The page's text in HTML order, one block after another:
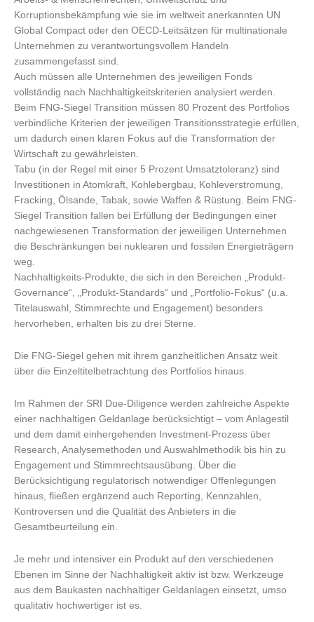
Korruptionsbekämpfung wie sie im weltweit anerkannten UN
Global Compact oder den OECD-Leitsätzen für multinationale
Unternehmen zu verantwortungsvollem Handeln
zusammengefasst sind.
Auch müssen alle Unternehmen des jeweiligen Fonds
vollständig nach Nachhaltigkeitskriterien analysiert werden.
Beim FNG-Siegel Transition müssen 80 Prozent des Portfolios
verbindliche Kriterien der jeweiligen Transitionsstrategie erfüllen,
um dadurch einen klaren Fokus auf die Transformation der
Wirtschaft zu gewährleisten.
Tabu (in der Regel mit einer 5 Prozent Umsatztoleranz) sind
Investitionen in Atomkraft, Kohlebergbau, Kohleverstromung,
Fracking, Ölsande, Tabak, sowie Waffen & Rüstung. Beim FNG-
Siegel Transition fallen bei Erfüllung der Bedingungen einer
nachgewiesenen Transformation der jeweiligen Unternehmen
die Beschränkungen bei nuklearen und fossilen Energieträgern
weg.
Nachhaltigkeits-Produkte, die sich in den Bereichen „Produkt-
Governance“, „Produkt-Standards“ und „Portfolio-Fokus“ (u.a.
Titelauswahl, Stimmrechte und Engagement) besonders
hervorheben, erhalten bis zu drei Sterne.
Die FNG-Siegel gehen mit ihrem ganzheitlichen Ansatz weit
über die Einzeltitelbetrachtung des Portfolios hinaus.
Im Rahmen der SRI Due-Diligence werden zahlreiche Aspekte
einer nachhaltigen Geldanlage berücksichtigt – vom Anlagestil
und dem damit einhergehenden Investment-Prozess über
Research, Analysemethoden und Auswahlmethodik bis hin zu
Engagement und Stimmrechtsausübung. Über die
Berücksichtigung regulatorisch notwendiger Offenlegungen
hinaus, fließen ergänzend auch Reporting, Kennzahlen,
Kontroversen und die Qualität des Anbieters in die
Gesamtbeurteilung ein.
Je mehr und intensiver ein Produkt auf den verschiedenen
Ebenen im Sinne der Nachhaltigkeit aktiv ist bzw. Werkzeuge
aus dem Baukasten nachhaltiger Geldanlagen einsetzt, umso
qualitativ hochwertiger ist es.